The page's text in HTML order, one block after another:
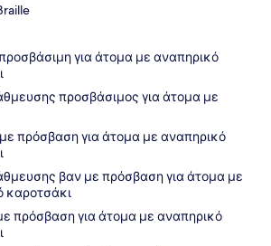
για άτομα με αναπηρικό
προσβάσιμος για άτομα με
πρόσβαση για άτομα με αναπηρικό
βαν με πρόσβαση για άτομα με
καροτσάκι
πρόσβαση για άτομα με αναπηρικό